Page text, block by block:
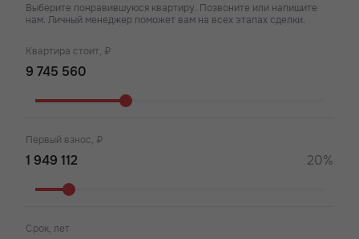
Выберите понравившуюся квартиру. Позвоните или напишите
нам. Личный менеджер поможет вам на всех этапах сделки.
Квартира стоит, ₽
Первый взнос, ₽
20%
Срок, лет